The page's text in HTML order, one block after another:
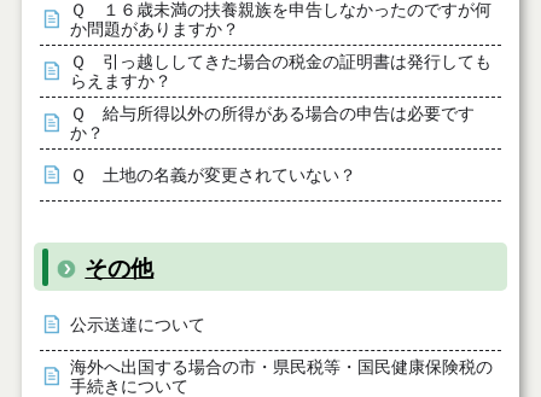
Ｑ １６歳未満の扶養親族を申告しなかったのですが何
か問題がありますか？
Ｑ 引っ越ししてきた場合の税金の証明書は発行しても
らえますか？
Ｑ 給与所得以外の所得がある場合の申告は必要です
か？
Ｑ 土地の名義が変更されていない？
その他
公示送達について
海外へ出国する場合の市・県民税等・国民健康保険税の
手続きについて